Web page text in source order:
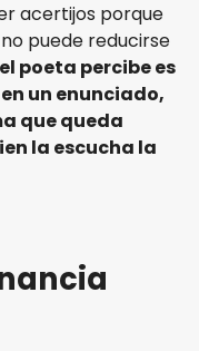
acertijos porque
puede reducirse
poeta percibe es
un enunciado,
que queda
la escucha la